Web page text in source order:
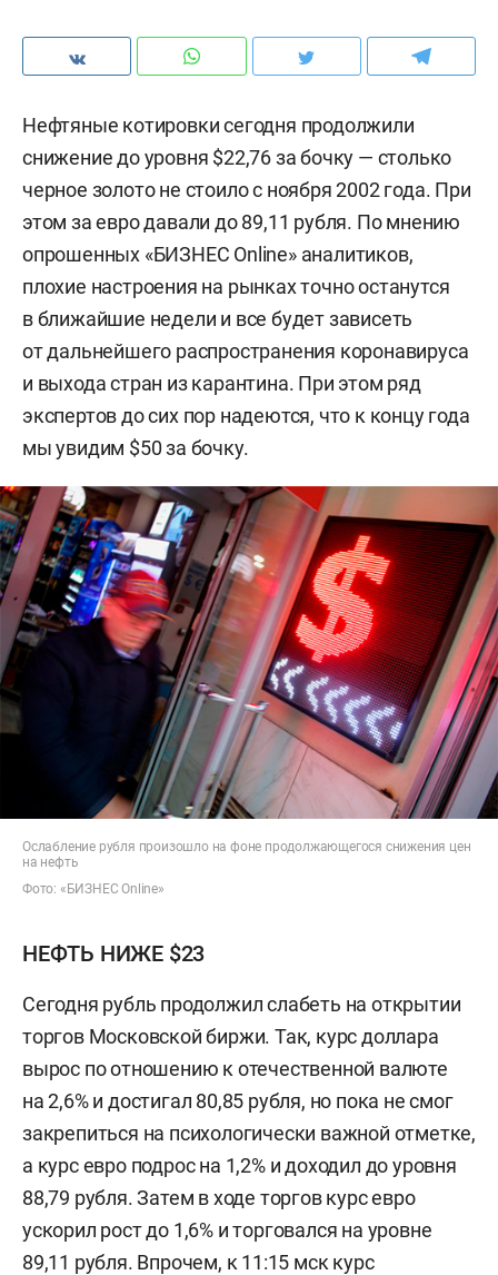
Нефтяные котировки сегодня продолжили
снижение до уровня $22,76 за бочку — столько
черное золото не стоило с ноября 2002 года. При
этом за евро давали до 89,11 рубля. По мнению
опрошенных «БИЗНЕС Online» аналитиков,
плохие настроения на рынках точно останутся
в ближайшие недели и все будет зависеть
от дальнейшего распространения коронавируса
и выхода стран из карантина. При этом ряд
экспертов до сих пор надеются, что к концу года
мы увидим $50 за бочку.
Ослабление рубля произошло на фоне продолжающегося снижения цен
на нефть
Фото: «БИЗНЕС Online»
НЕФТЬ НИЖЕ $23
Сегодня рубль продолжил слабеть на открытии
торгов Московской биржи. Так, курс доллара
вырос по отношению к отечественной валюте
на 2,6% и достигал 80,85 рубля, но пока не смог
закрепиться на психологически важной отметке,
а курс евро подрос на 1,2% и доходил до уровня
88,79 рубля. Затем в ходе торгов курс евро
ускорил рост до 1,6% и торговался на уровне
89,11 рубля. Впрочем, к 11:15 мск курс